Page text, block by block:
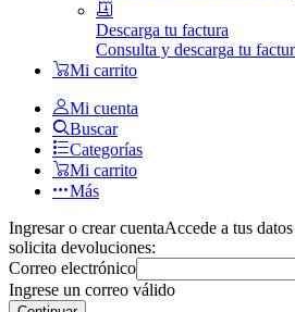
Descarga tu factura
Consulta y descarga tu
Mi carrito
Mi cuenta
Buscar
Categorías
Mi carrito
Más
Ingresar o crear cuentaAccede a tus
solicita devoluciones:
Correo electrónico
Ingrese un correo válido